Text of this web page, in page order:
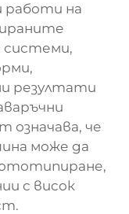
работи на
системи,
резултати
означава, че
може да
с висок